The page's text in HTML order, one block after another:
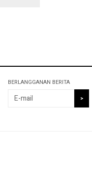
BERLANGGANAN BERITA